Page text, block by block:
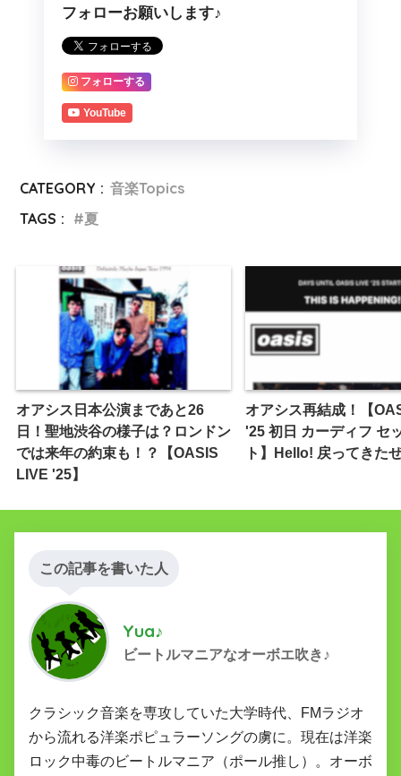
フォローお願いします♪
フォローする
YouTube
CATEGORY : 音楽Topics
TAGS :
夏
オアシス日本公演まであと26
日！聖地渋谷の様子は？ロンドン
では来年の約束も！？【OASIS
LIVE '25】
オアシス再結成！【
'25 初日 カーディフ セ
ト】Hello! 戻ってきた
この記事を書いた人
Yua♪
ビートルマニアなオーボエ吹き♪
クラシック音楽を専攻していた大学時代、FMラジオ
から流れる洋楽ポピュラーソングの虜に。現在は洋楽
ロック中毒のビートルマニア（ポール推し）。オーボ